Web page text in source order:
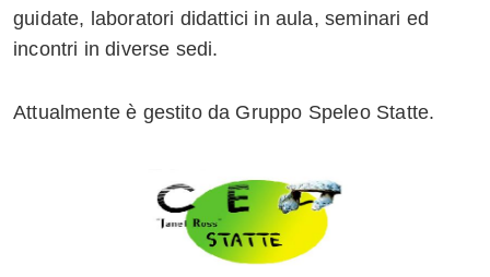
guidate, laboratori didattici in aula, seminari ed
incontri in diverse sedi.
Attualmente è gestito da Gruppo Speleo Statte.